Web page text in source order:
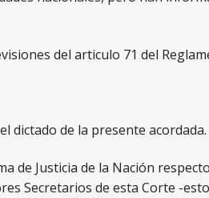
del articulo 71 del
dictado de la presente acordada.
de Justicia de la Nación
Secretarios de esta Corte -